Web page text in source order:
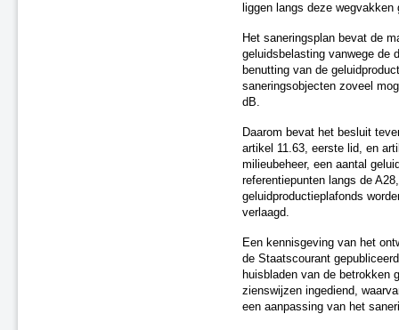
liggen langs deze
Het saneringsplan bevat de
geluidsbelasting vanwege de
benutting van de
saneringsobjecten zoveel
dB.
Daarom bevat het besluit
artikel 11.63, eerste lid, en
milieubeheer, een aantal
referentiepunten langs de
geluidproductieplafonds
verlaagd.
Een kennisgeving van het
de Staatscourant
huisbladen van de betrokken
zienswijzen ingediend,
een aanpassing van het